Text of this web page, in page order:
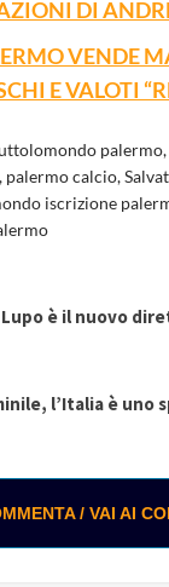
DI
VENDE
E VALOTI
palermo,
, palermo calcio,
iscrizione
Lupo è il nuovo
l’Italia è uno
/ VAI AI